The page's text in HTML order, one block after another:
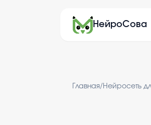
НейроСова
Главная/ Нейросеть